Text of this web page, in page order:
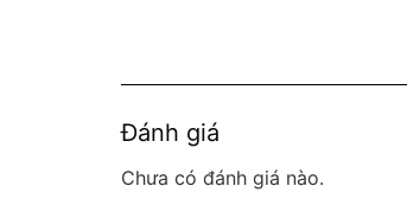
Đánh giá
Chưa có đánh giá nào.